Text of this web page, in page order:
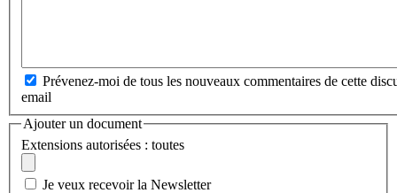
Prévenez-moi de tous les nouveaux commentaires de cette
email
Ajouter un document
Extensions autorisées : toutes
Je veux recevoir la Newsletter